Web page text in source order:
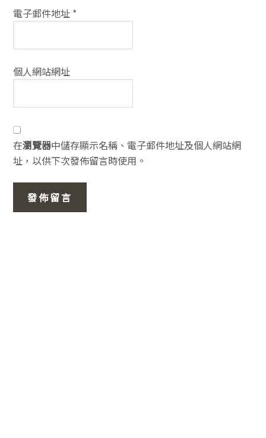
電子郵件地址 *
個人網站網址
在瀏覽器中儲存顯示名稱、電子郵件地址及個人網站網
址，以供下次發佈留言時使用。